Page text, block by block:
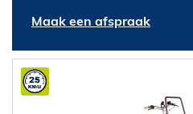
Maak een afspraak